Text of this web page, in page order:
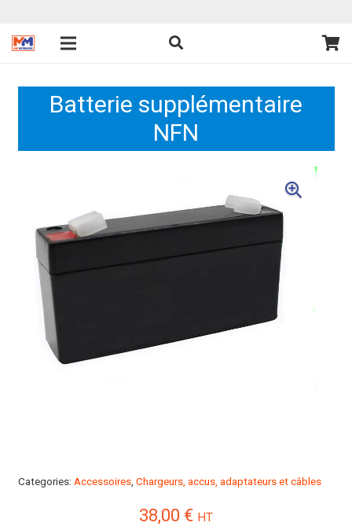
Batterie supplémentaire
NFN
Categories: Accessoires, Chargeurs, accus, adaptateurs et câbles
38,00 € HT